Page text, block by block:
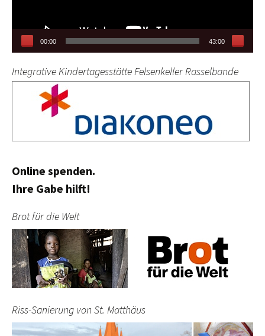
00:00 43:00
Integrative Kindertagesstätte Felsenkeller Rasselbande
Online spenden.
Ihre Gabe hilft!
Brot für die Welt
Riss-Sanierung von St. Matthäus